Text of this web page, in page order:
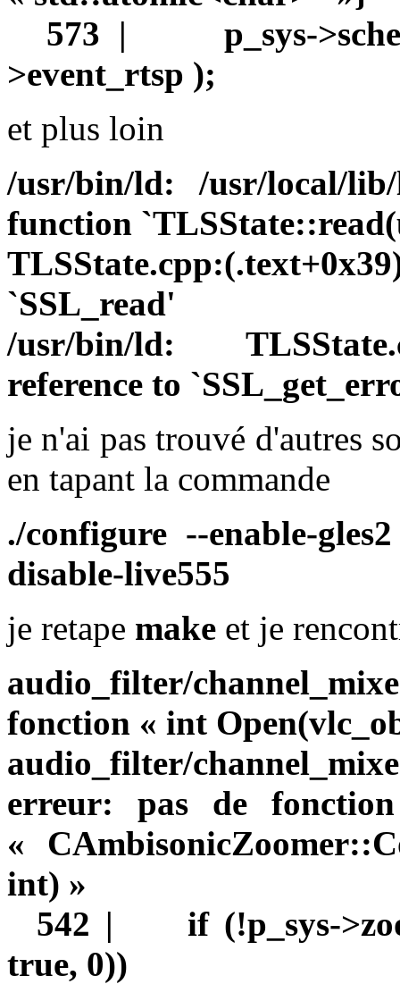
573 | p_sys-
>event_rtsp );
et plus loin
/usr/bin/ld: /usr/local/
function
`SSL_read'
/usr/bin/ld:
reference to
je n'ai pas trouvé d'autres
en tapant la commande
./configure --enable-
disable-live555
je retape make et je
audio_filter/
fonction « int
audio_filter/
erreur: pas de
«
int) »
542 | if (!p_sys-
true, 0))